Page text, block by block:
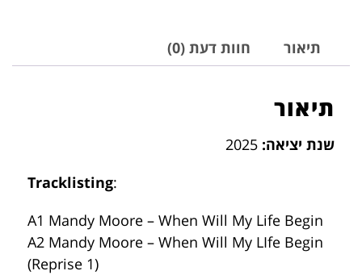
תיאור חוות דעת (0)
תיאור
שנת יציאה: 2025
Tracklisting:
A1 Mandy Moore – When Will My Life Begin
A2 Mandy Moore – When Will My LIfe Begin
(Reprise 1)